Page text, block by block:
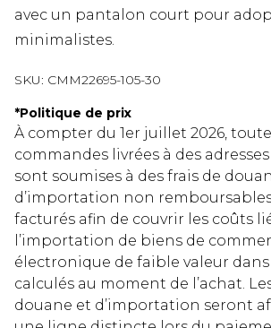
avec un pantalon court pour
minimalistes.
SKU: CMM22695-105-30
*Politique de prix
À compter du 1er juillet 2026,
commandes livrées à des adresses
sont soumises à des frais de
d’importation non
facturés afin de couvrir les coûts
l’importation de biens de
électronique de faible valeur dans
calculés au moment de l’achat.
douane et d’importation seront